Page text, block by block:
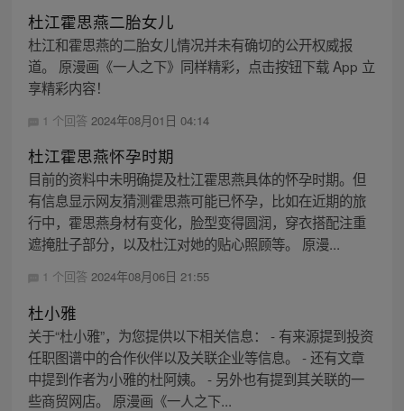
杜江霍思燕二胎女儿
杜江和霍思燕的二胎女儿情况并未有确切的公开权威报
道。 原漫画《一人之下》同样精彩，点击按钮下载 App 立
享精彩内容！
1 个回答 2024年08月01日 04:14
杜江霍思燕怀孕时期
目前的资料中未明确提及杜江霍思燕具体的怀孕时期。但
有信息显示网友猜测霍思燕可能已怀孕，比如在近期的旅
行中，霍思燕身材有变化，脸型变得圆润，穿衣搭配注重
遮掩肚子部分，以及杜江对她的贴心照顾等。 原漫...
1 个回答 2024年08月06日 21:55
杜小雅
关于“杜小雅”，为您提供以下相关信息： - 有来源提到投资
任职图谱中的合作伙伴以及关联企业等信息。 - 还有文章
中提到作者为小雅的杜阿姨。 - 另外也有提到其关联的一
些商贸网店。 原漫画《一人之下...